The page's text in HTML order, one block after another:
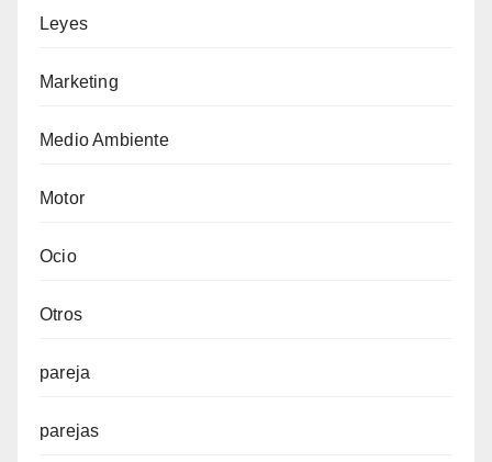
Leyes
Marketing
Medio Ambiente
Motor
Ocio
Otros
pareja
parejas